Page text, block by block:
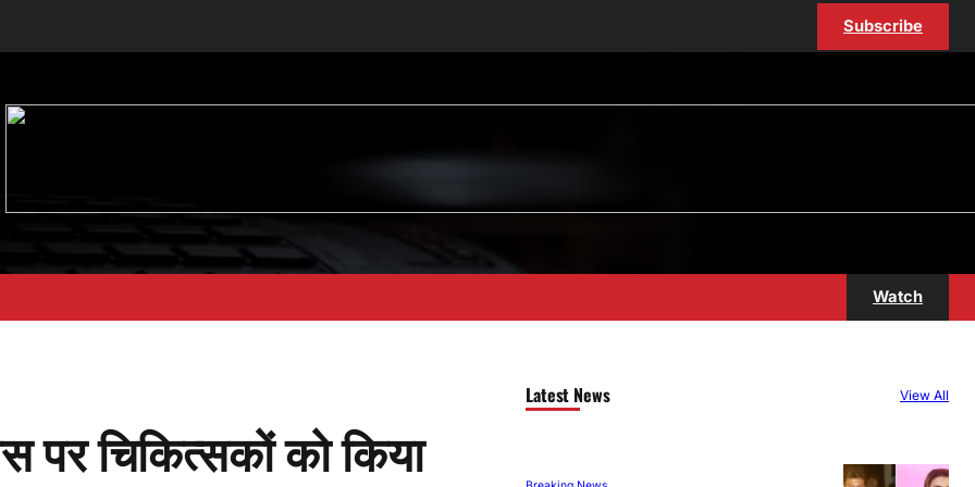
Subscribe
Watch
पर चिकित्सकों को किया
Latest News View All